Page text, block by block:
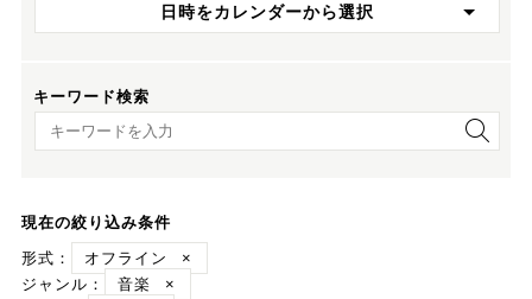
日時をカレンダーから選択
キーワード検索
キーワード検索
現在の絞り込み条件
形式：
オフライン
×
ジャンル：
音楽
×